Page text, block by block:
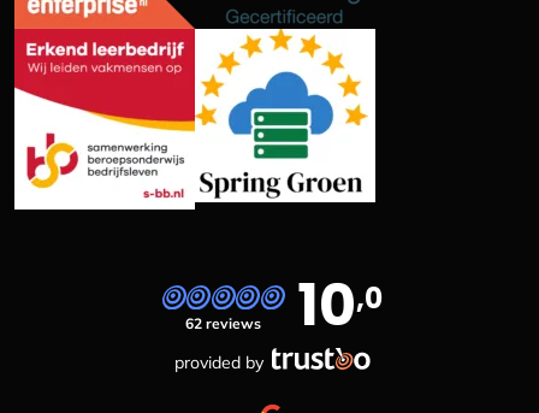
62 reviews 10,0
provided by